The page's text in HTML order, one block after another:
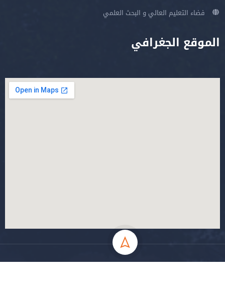
فضاء التعليم العالي و البحث العلمي
الموقع الجغرافي
جميع الحقوق محفوظة جامعة المسيلة - 2024